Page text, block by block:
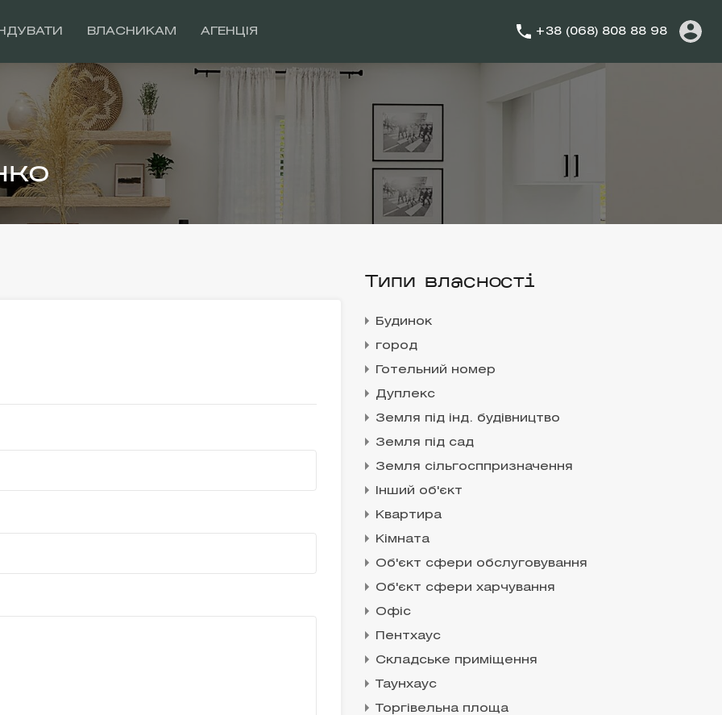
ВЛАСНИКАМ АГЕНЦІЯ +38 (068) 808 88 98
Типи власності
Будинок
город
Готельний номер
Дуплекс
Земля під інд. будівництво
Земля під сад
Земля сільгосппризначення
Інший об'єкт
Квартира
Кімната
Об'єкт сфери обслуговування
Об'єкт сфери харчування
Офіс
Пентхаус
Складське приміщення
Таунхаус
Торгівельна площа